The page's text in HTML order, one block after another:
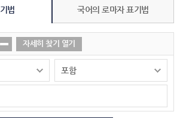
법 국어의 로마자 표기법
자세히 찾기 열기